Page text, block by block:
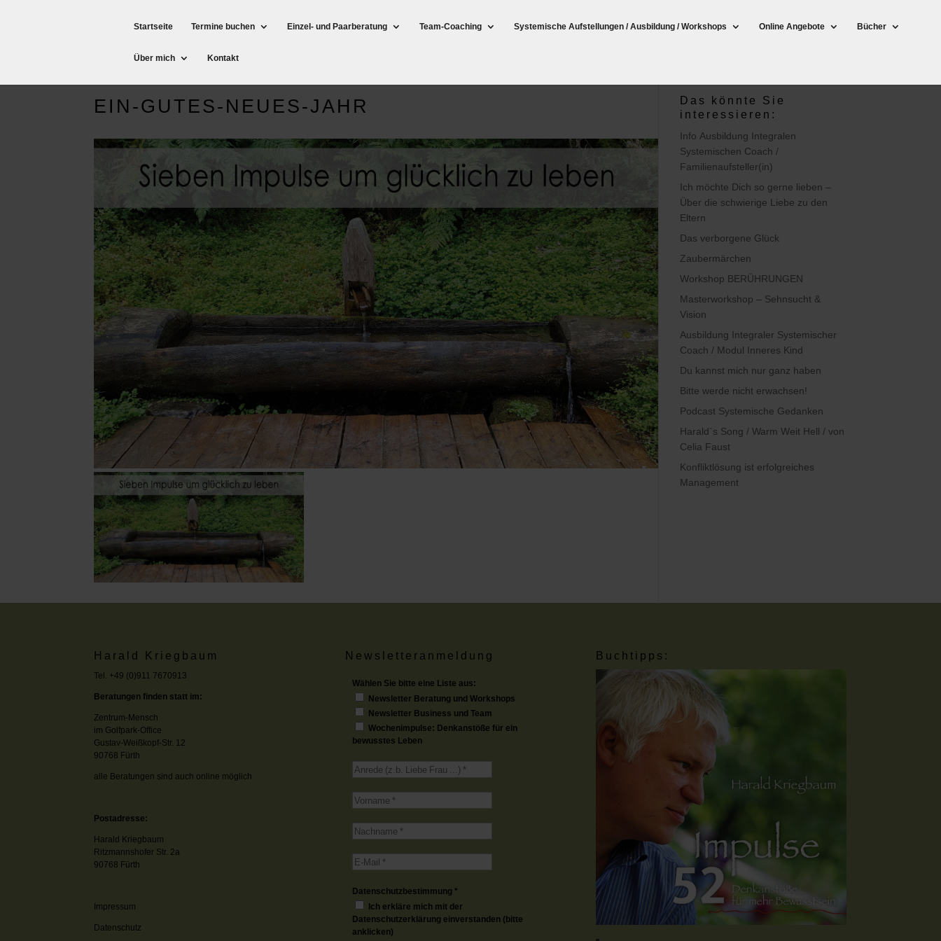
Startseite Termine buchen Einzel- und Paarberatung Team-Coaching Systemische Aufstellungen / Ausbildung / Workshops Online Angebote Bücher
Über mich Kontakt
EIN-GUTES-NEUES-JAHR
Das könnte Sie
interessieren:
Info Ausbildung Integralen
Systemischen Coach /
Familienaufsteller(in)
Ich möchte Dich so gerne lieben –
Über die schwierige Liebe zu den
Eltern
Das verborgene Glück
Zaubermärchen
Workshop BERÜHRUNGEN
Masterworkshop – Sehnsucht &
Vision
Ausbildung Integraler Systemischer
Coach / Modul Inneres Kind
Du kannst mich nur ganz haben
Bitte werde nicht erwachsen!
Podcast Systemische Gedanken
Harald`s Song / Warm Weit Hell / von
Celia Faust
Konfliktlösung ist erfolgreiches
Management
Harald Kriegbaum
Tel. +49 (0)911 7670913
Beratungen finden statt im:
Zentrum-Mensch
im Golfpark-Office
Gustav-Weißkopf-Str. 12
90768 Fürth
alle Beratungen sind auch online möglich
Postadresse:
Harald Kriegbaum
Ritzmannshofer Str. 2a
90768 Fürth
Impressum
Datenschutz
Newsletteranmeldung
Wählen Sie bitte eine Liste aus:
Newsletter Beratung und Workshops
Newsletter Business und Team
Wochenimpulse: Denkanstöße für ein
bewusstes Leben
Datenschutzbestimmung *
Ich erkläre mich mit der
Datenschutzerklärung einverstanden (bitte
anklicken)
Buchtipps: